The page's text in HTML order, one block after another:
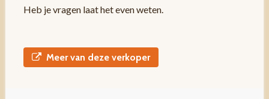
Heb je vragen laat het even weten.
Meer van deze verkoper